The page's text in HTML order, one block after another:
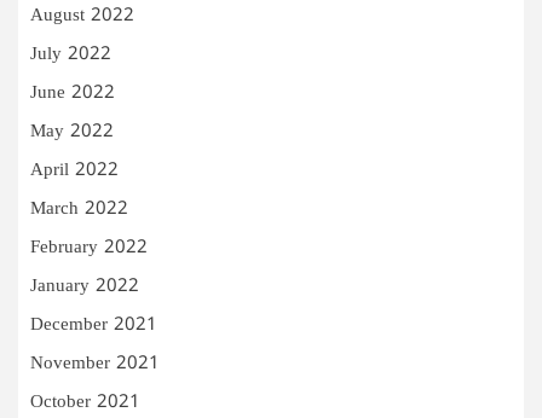
August 2022
July 2022
June 2022
May 2022
April 2022
March 2022
February 2022
January 2022
December 2021
November 2021
October 2021